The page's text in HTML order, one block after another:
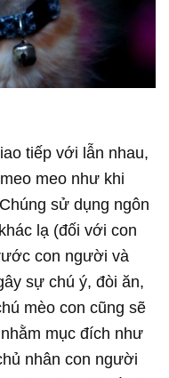
tiếp với lẫn nhau,
meo như khi
sử dụng ngôn
lạ (đối với con
con người và
sự chú ý, đòi ăn,
mèo con cũng sẽ
mục đích như
nhân con người